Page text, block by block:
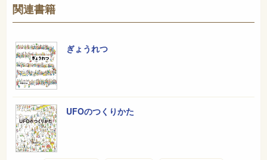
関連書籍
ぎょうれつ
UFOのつくりかた